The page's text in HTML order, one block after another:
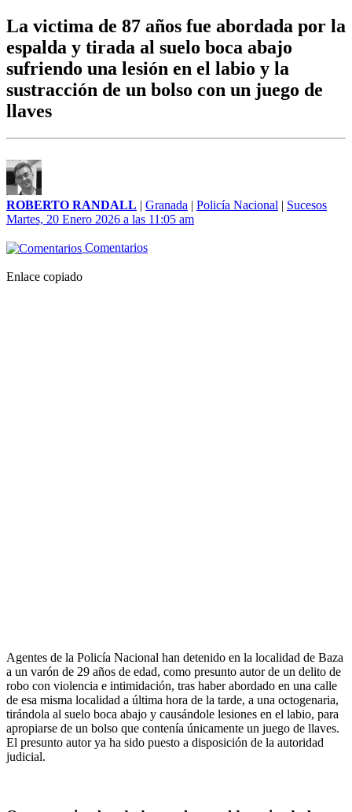
La victima de 87 años fue abordada por la
espalda y tirada al suelo boca abajo
sufriendo una lesión en el labio y la
sustracción de un bolso con un juego de
llaves
ROBERTO RANDALL | Granada | Policía Nacional | Sucesos
Martes, 20 Enero 2026 a las 11:05 am
Comentarios
Enlace copiado
Agentes de la Policía Nacional han detenido en la localidad de Baza
a un varón de 29 años de edad, como presunto autor de un delito de
robo con violencia e intimidación, tras haber abordado en una calle
de esa misma localidad a última hora de la tarde, a una octogenaria,
tirándola al suelo boca abajo y causándole lesiones en el labio, para
apropiarse de un bolso que contenía únicamente un juego de llaves.
El presunto autor ya ha sido puesto a disposición de la autoridad
judicial.